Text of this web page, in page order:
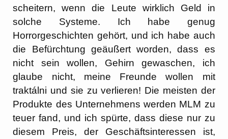
scheitern, wenn die Leute wirklich Geld in
solche Systeme. Ich habe genug
Horrorgeschichten gehört, und ich habe auch
die Befürchtung geäußert worden, dass es
nicht sein wollen, Gehirn gewaschen, ich
glaube nicht, meine Freunde wollen mit
traktálni und sie zu verlieren! Die meisten der
Produkte des Unternehmens werden MLM zu
teuer fand, und ich spürte, dass diese nur zu
diesem Preis, der Geschäftsinteressen ist,